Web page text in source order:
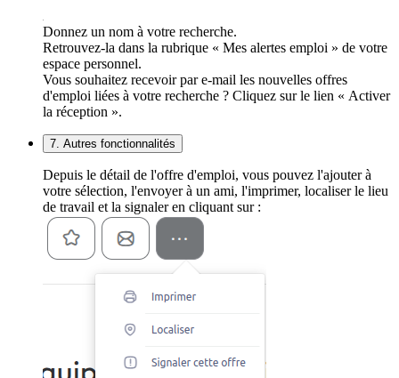
Donnez un nom à votre recherche.
Retrouvez-la dans la rubrique « Mes alertes emploi » de votre
espace personnel.
Vous souhaitez recevoir par e-mail les nouvelles offres
d'emploi liées à votre recherche ? Cliquez sur le lien « Activer
la réception ».
7. Autres fonctionnalités
Depuis le détail de l'offre d'emploi, vous pouvez l'ajouter à
votre sélection, l'envoyer à un ami, l'imprimer, localiser le lieu
de travail et la signaler en cliquant sur :